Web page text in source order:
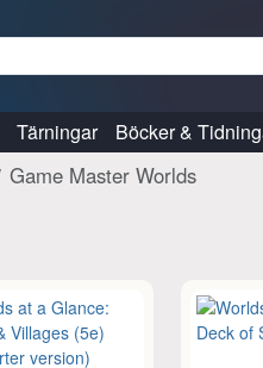
Tärningar Böcker &
Game Master Worlds